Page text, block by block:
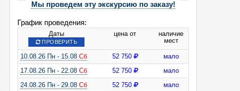
Мы проведем эту экскурсию по заказу!
График проведения:
Даты
ПРОВЕРИТЬ
цена от
наличие
мест
10.08.26 Пн - 15.08Сб 52 750
мало
17.08.26 Пн - 22.08Сб 52 750
мало
24.08.26 Пн - 29.08Сб 52 750
мало
Тур: Для влюбленных в Армению (канатная дорога Крылья Татева, винные